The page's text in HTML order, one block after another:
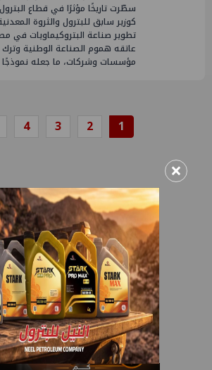
سطّرت تاريخًا مؤثرًا في قطاع
كوزير سابق للبترول والثروة
تطوير صناعة البتروكيماويات في
عاتقه هموم الصناعة الوطنية
مؤسسات وشركات، ما جعله نموذجًا
1
2
3
4
×